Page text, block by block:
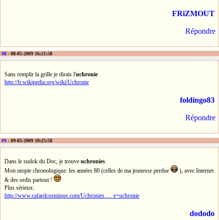
FRiZMOUT
Répondre
#8 - 08-05-2009 16:21:58
Sans remplir la grille je dirais l'uchronie
http://fr.wikipedia.org/wiki/Uchronie
foldingo83
Répondre
#9 - 09-05-2009 10:25:58
Dans le sudok du Doc, je trouve uchronies.
Mon utopie chronologique: les années 80 (celles de ma jeunesse perdue
), avec Internet
& des ordis partout !
Plus sérieux:
http://www.cafardcosmique.com/Uchronies … e=uchronie
dododo